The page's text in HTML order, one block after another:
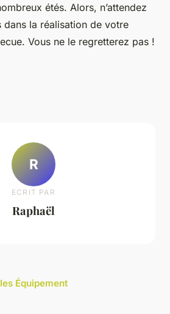
étés. Alors, n’attendez
dans la réalisation de votre
Vous ne le regretterez pas !
R
ECRIT PAR
Raphaël
Équipement